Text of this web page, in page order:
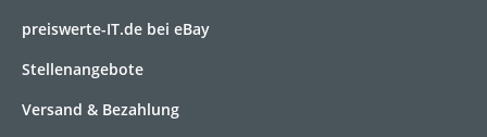
preiswerte-IT.de bei eBay
Stellenangebote
Versand & Bezahlung